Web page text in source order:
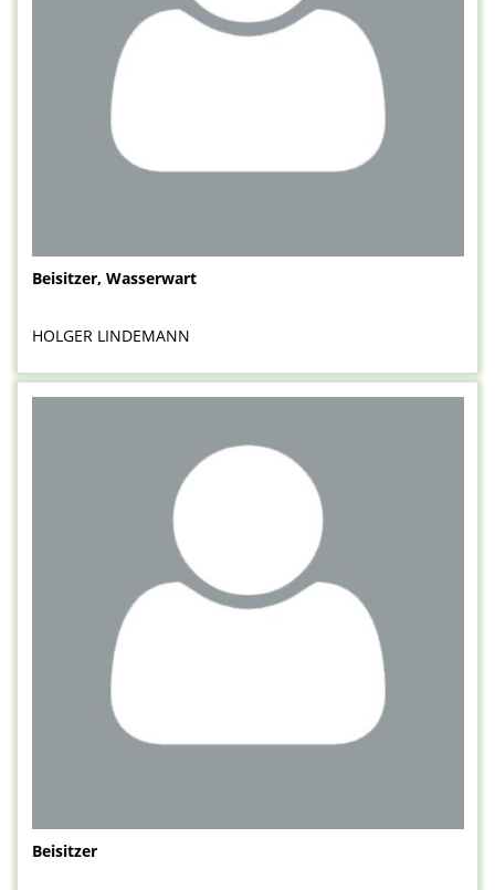
Beisitzer, Wasserwart
HOLGER LINDEMANN
Beisitzer